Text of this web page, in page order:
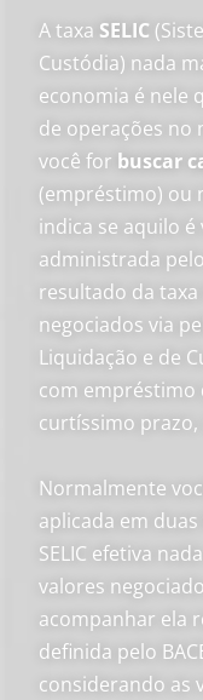
A taxa SELIC
Custódia) nada
economia é nele
de operações no
você for buscar
(empréstimo) ou
indica se aquilo é
administrada pelo
resultado da
negociados via
Liquidação e de
com empréstimo
curtíssimo prazo,
Normalmente
aplicada em duas
SELIC efetiva
valores
acompanhar ela
definida pelo
considerando as